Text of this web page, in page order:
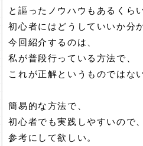
と謳ったノウハウもあるくら
初心者にはどうしていいか分
今回紹介するのは、
私が普段行っている方法で、
これが正解というものではな
簡易的な方法で、
初心者でも実践しやすいので、
参考にして欲しい。